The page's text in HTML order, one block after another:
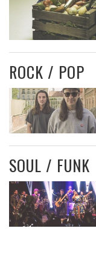
ROCK / POP
SOUL / FUNK